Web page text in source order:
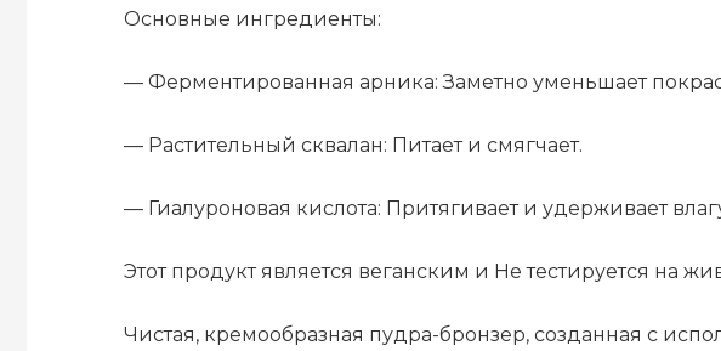
Основные ингредиенты:
— Ферментированная арника: Заметно уменьшает
— Растительный сквалан: Питает и смягчает.
— Гиалуроновая кислота: Притягивает и удерживает
Этот продукт является веганским и Не тестируется на
Чистая, кремообразная пудра-бронзер, созданная с